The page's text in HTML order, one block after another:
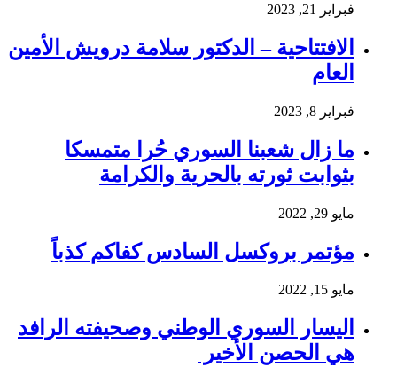
فبراير 21, 2023
الافتتاحية – الدكتور سلامة درويش الأمين
العام
فبراير 8, 2023
ما زال شعبنا السوري حُرا متمسكا
بثوابت ثورته بالحرية والكرامة
مايو 29, 2022
مؤتمر بروكسل السادس كفاكم كذباً
مايو 15, 2022
اليسار السوري الوطني وصحيفته الرافد
هي الحصن الأخير